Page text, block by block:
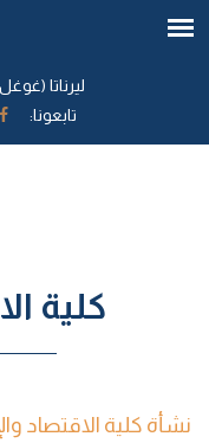
ليرناتا
تابعونا:
كلية
نشأة كلية الاقتصاد